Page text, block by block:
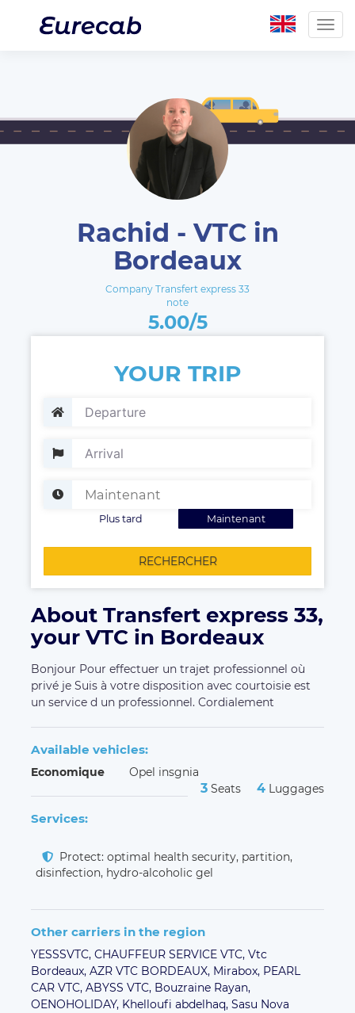
Rachid - VTC in
Bordeaux
Company Transfert express 33
note
5.00/5
YOUR TRIP
Maintenant
Plus tard
RECHERCHER
About Transfert express 33,
your VTC in Bordeaux
Bonjour Pour effectuer un trajet professionnel où
privé je Suis à votre disposition avec courtoisie est
un service d un professionnel. Cordialement
Available vehicles:
Economique Opel insgnia
3 Seats 4 Luggages
Services:
Protect: optimal health security, partition,
disinfection, hydro-alcoholic gel
Other carriers in the region
YESSSVTC, CHAUFFEUR SERVICE VTC, Vtc
Bordeaux, AZR VTC BORDEAUX, Mirabox, PEARL
CAR VTC, ABYSS VTC, Bouzraine Rayan,
OENOHOLIDAY, Khelloufi abdelhaq, Sasu Nova